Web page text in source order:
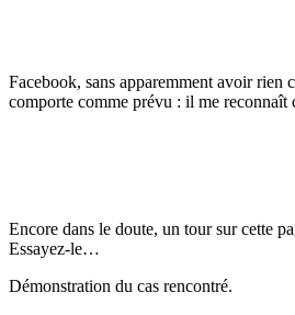
Facebook, sans apparemment avoir rien
comporte comme prévu : il me reconnaît
Encore dans le doute, un tour sur cette
Essayez-le…
Démonstration du cas rencontré.